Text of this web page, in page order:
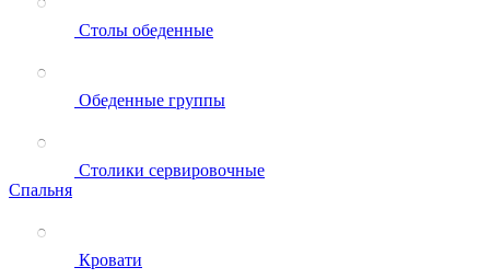
Столы обеденные
Обеденные группы
Столики сервировочные
Спальня
Кровати